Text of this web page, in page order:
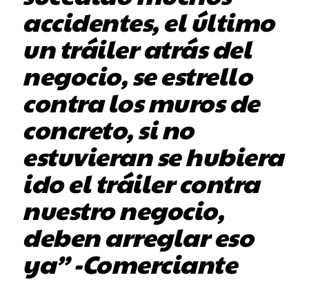
accidentes, el último
un tráiler atrás del
negocio, se estrello
contra los muros de
concreto, si no
estuvieran se hubiera
ido el tráiler contra
nuestro negocio,
deben arreglar eso
ya” -Comerciante